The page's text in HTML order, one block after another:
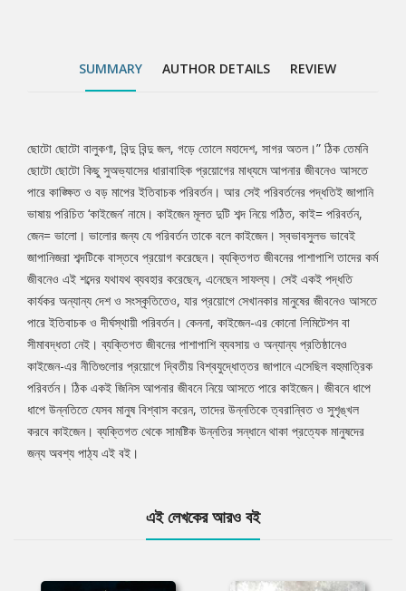
এসেছিল বহুমাত্রিক পরিবর্তন। ঠিক একই জিনিস আপনার জীবনে নিয়ে আসতে
SUMMARY AUTHOR DETAILS REVIEW
Tab
Article
ছোটো ছোটো বালুকণা, বিন্দু বিন্দু জল, গড়ে তোলে মহাদেশ, সাগর অতল।” ঠিক তেমনি
ছোটো ছোটো কিছু সুঅভ্যাসের ধারাবাহিক প্রয়োগের মাধ্যমে আপনার জীবনেও আসতে
পারে কাঙ্ক্ষিত ও বড় মাপের ইতিবাচক পরিবর্তন। আর সেই পরিবর্তনের পদ্ধতিই জাপানি
ভাষায় পরিচিত ‘কাইজেন’ নামে। কাইজেন মূলত দুটি শব্দ নিয়ে গঠিত, কাই= পরিবর্তন,
জেন= ভালো। ভালোর জন্য যে পরিবর্তন তাকে বলে কাইজেন। স্বভাবসুলভ ভাবেই
জাপানিজরা শব্দটিকে বাস্তবে প্রয়োগ করেছেন। ব্যক্তিগত জীবনের পাশাপাশি তাদের কর্ম
জীবনেও এই শব্দের যথাযথ ব্যবহার করেছেন, এনেছেন সাফল্য। সেই একই পদ্ধতি
কার্যকর অন্যান্য দেশ ও সংস্কৃতিতেও, যার প্রয়োগে সেখানকার মানুষের জীবনেও আসতে
পারে ইতিবাচক ও দীর্ঘস্থায়ী পরিবর্তন। কেননা, কাইজেন-এর কোনো লিমিটেশন বা
সীমাবদ্ধতা নেই। ব্যক্তিগত জীবনের পাশাপাশি ব্যবসায় ও অন্যান্য প্রতিষ্ঠানেও
কাইজেন-এর নীতিগুলোর প্রয়োগে দ্বিতীয় বিশ্বযুদ্ধোত্তর জাপানে এসেছিল বহুমাত্রিক
পরিবর্তন। ঠিক একই জিনিস আপনার জীবনে নিয়ে আসতে পারে কাইজেন। জীবনে ধাপে
ধাপে উন্নতিতে যেসব মানুষ বিশ্বাস করেন, তাদের উন্নতিকে ত্বরান্বিত ও সুশৃঙ্খল
করবে কাইজেন। ব্যক্তিগত থেকে সামষ্টিক উন্নতির সন্ধানে থাকা প্রত্যেক মানুষদের
জন্য অবশ্য পাঠ্য এই বই।
এই লেখকের আরও বই